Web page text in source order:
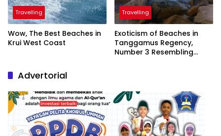
Travelling
Wow, The Best Beaches in
Krui West Coast
Travelling
Exoticism of Beaches in
Tanggamus Regency,
Number 3 Resembling
Advertorial